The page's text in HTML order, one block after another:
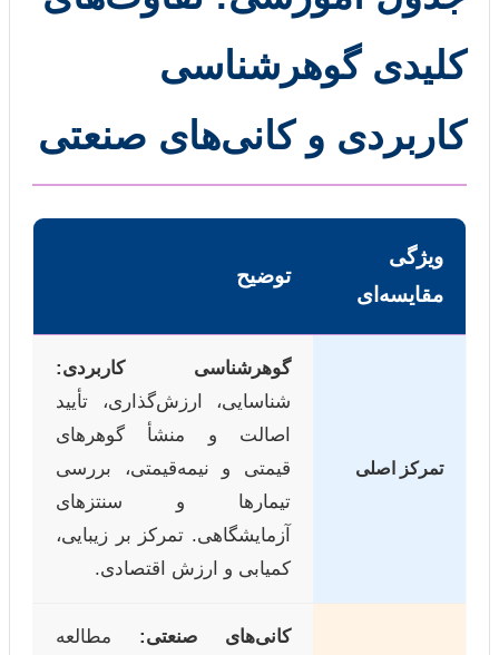
کلیدی گوهرشناسی
کاربردی و کانی‌های صنعتی
ویژگی
مقایسه‌ای
توضیح
تمرکز اصلی
گوهرشناسی کاربردی:
شناسایی، ارزش‌گذاری، تأیید
اصالت و منشأ گوهرهای
قیمتی و نیمه‌قیمتی، بررسی
تیمارها و سنتزهای
آزمایشگاهی. تمرکز بر زیبایی،
کمیابی و ارزش اقتصادی.
کانی‌های صنعتی: مطالعه